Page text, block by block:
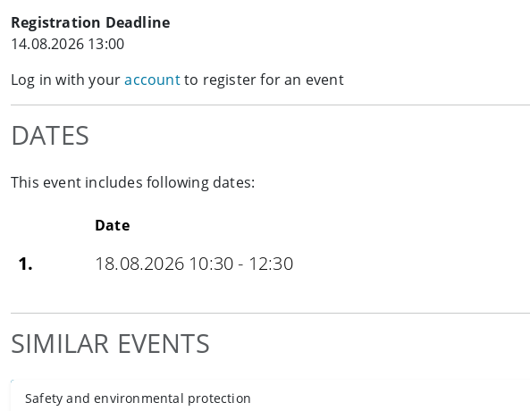
Registration Deadline
14.08.2026 13:00
Log in with youraccountto register for an event
DATES
This event includes following dates:
Date
1. 18.08.2026 10:30 - 12:30
SIMILAR EVENTS
Safety and environmental protection